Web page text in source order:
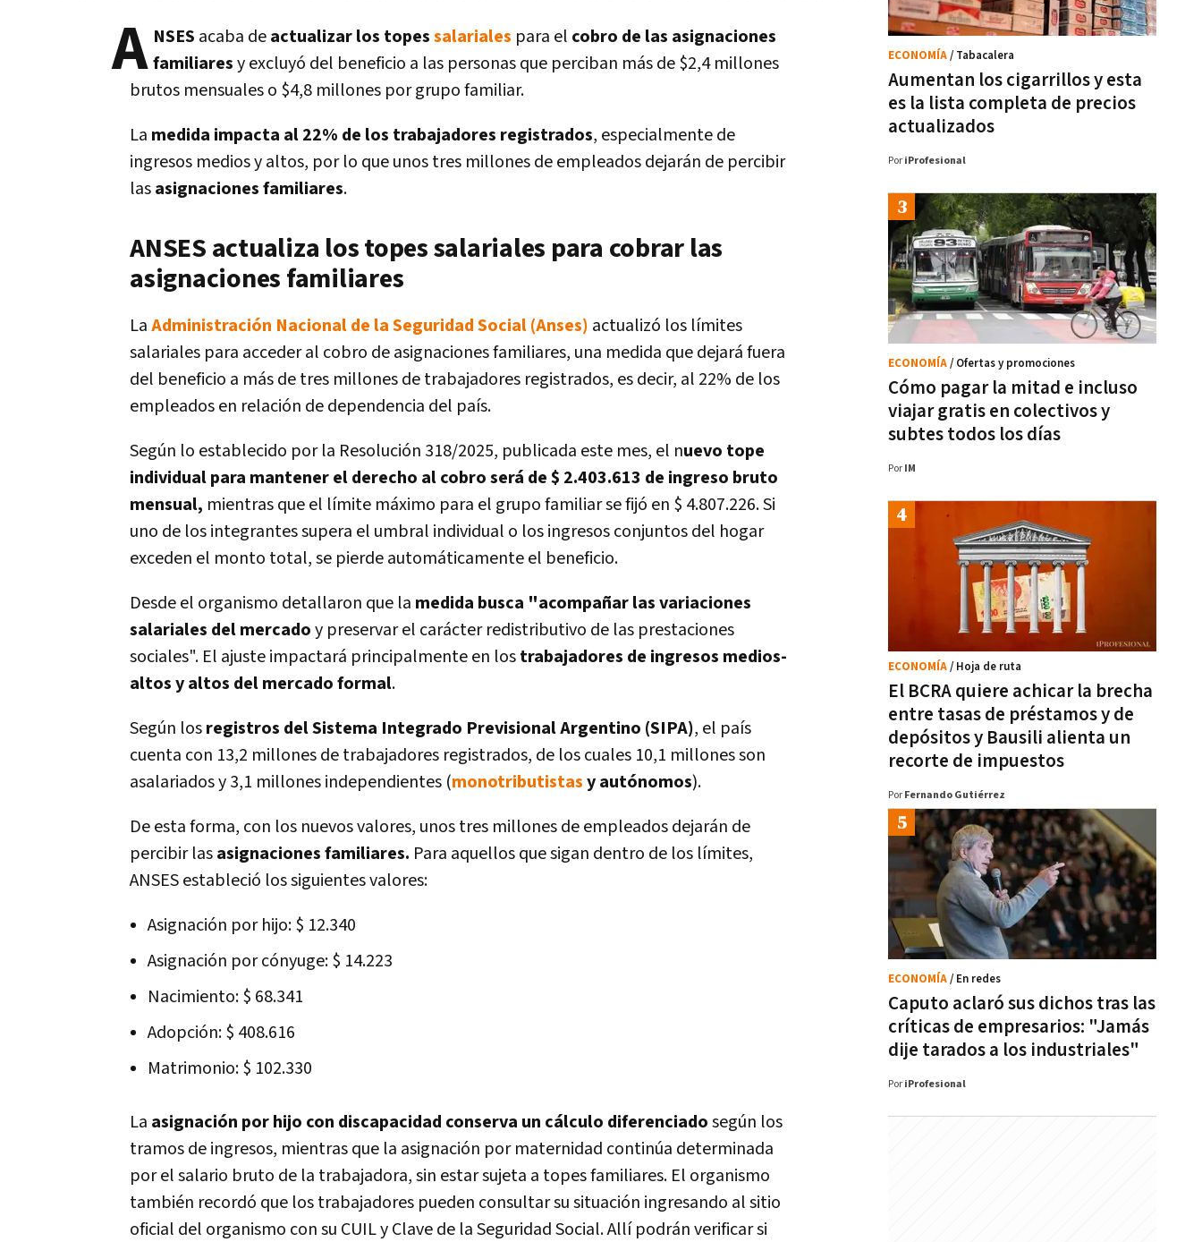
A NSES acaba deactualizar los topessalariales para el cobro de las asignaciones
familiaresy excluyó del beneficio a las personas que perciban más de $2,4 millones
brutos mensuales o $4,8 millones por grupo familiar.
La medida impacta al 22% de los trabajadores registrados, especialmente de
ingresos medios y altos, por lo que unos tres millones de empleados dejarán de percibir
lasasignaciones familiares.
ANSES actualiza los topes salariales para cobrar las
asignaciones familiares
LaAdministración Nacional de la Seguridad Social (Anses) actualizó los límites
salariales para acceder al cobro de asignaciones familiares, una medida que dejará fuera
del beneficio a más de tres millones de trabajadores registrados, es decir, al 22% de los
empleados en relación de dependencia del país.
Según lo establecido por la Resolución 318/2025, publicada este mes, el nuevo tope
individual para mantener el derecho al cobro será de $ 2.403.613 de ingreso bruto
mensual, mientras que el límite máximo para el grupo familiar se fijó en $ 4.807.226. Si
uno de los integrantes supera el umbral individual o los ingresos conjuntos del hogar
exceden el monto total, se pierde automáticamente el beneficio.
Desde el organismo detallaron que la medida busca "acompañar las variaciones
salariales del mercadoy preservar el carácter redistributivo de las prestaciones
sociales". El ajuste impactará principalmente en lostrabajadores de ingresos medios-
altos y altos del mercado formal.
Según losregistros del Sistema Integrado Previsional Argentino (SIPA), el país
cuenta con 13,2 millones de trabajadores registrados, de los cuales 10,1 millones son
asalariados y 3,1 millones independientes (monotributistasy autónomos).
De esta forma, con los nuevos valores, unos tres millones de empleados dejarán de
percibir lasasignaciones familiares. Para aquellos que sigan dentro de los límites,
ANSES estableció los siguientes valores:
Asignación por hijo: $ 12.340
Asignación por cónyuge: $ 14.223
Nacimiento: $ 68.341
Adopción: $ 408.616
Matrimonio: $ 102.330
La asignación por hijo con discapacidad conserva un cálculo diferenciadosegún los
tramos de ingresos, mientras que la asignación por maternidad continúa determinada
por el salario bruto de la trabajadora, sin estar sujeta a topes familiares. El organismo
también recordó que los trabajadores pueden consultar su situación ingresando al sitio
oficial del organismo con su CUIL y Clave de la Seguridad Social. Allí podrán verificar si
Aumentan los cigarrillos y esta
es la lista completa de precios
actualizados
ECONOMÍA/ Tabacalera
Por iProfesional
Cómo pagar la mitad e incluso
viajar gratis en colectivos y
subtes todos los días
ECONOMÍA/ Ofertas y promociones
Por IM
El BCRA quiere achicar la brecha
entre tasas de préstamos y de
depósitos y Bausili alienta un
recorte de impuestos
ECONOMÍA/ Hoja de ruta
Por Fernando Gutiérrez
Caputo aclaró sus dichos tras las
críticas de empresarios: "Jamás
dije tarados a los industriales"
ECONOMÍA/ En redes
Por iProfesional